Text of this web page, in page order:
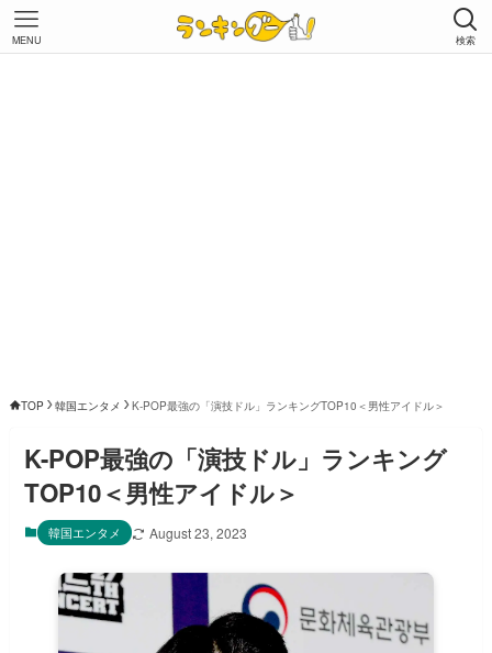
検索
MENU
TOP 韓国エンタメ K-POP最強の「演技ドル」ランキングTOP10＜男性アイドル＞
K-POP最強の「演技ドル」ランキング
TOP10＜男性アイドル＞
韓国エンタメ August 23, 2023